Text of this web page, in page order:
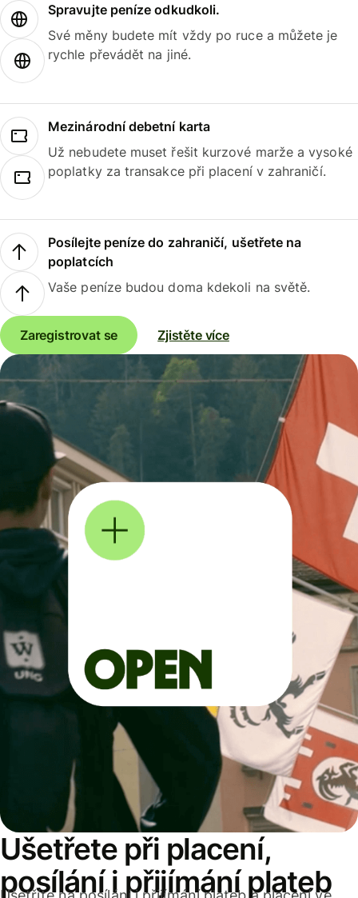
Spravujte peníze odkudkoli.
Své měny budete mít vždy po ruce a můžete je
rychle převádět na jiné.
Mezinárodní debetní karta
Už nebudete muset řešit kurzové marže a vysoké
poplatky za transakce při placení v zahraničí.
Posílejte peníze do zahraničí, ušetřete na
poplatcích
Vaše peníze budou doma kdekoli na světě.
Zaregistrovat se Zjistěte více
Ušetřete při placení,
posílání i přijímání plateb